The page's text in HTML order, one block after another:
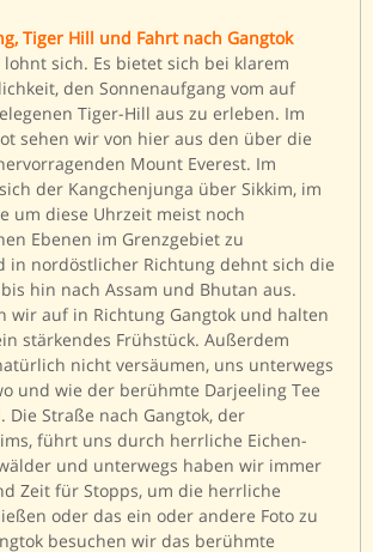
Tiger Hill und Fahrt nach Gangtok
sich. Es bietet sich bei klarem
den Sonnenaufgang vom auf
Tiger-Hill aus zu erleben. Im
sehen wir von hier aus den über die
Mount Everest. Im
der Kangchenjunga über Sikkim, im
um diese Uhrzeit meist noch
Ebenen im Grenzgebiet zu
in nordöstlicher Richtung dehnt sich die
hin nach Assam und Bhutan aus.
wir auf in Richtung Gangtok und halten
stärkendes Frühstück. Außerdem
nicht versäumen, uns unterwegs
und wie der berühmte Darjeeling Tee
Die Straße nach Gangtok, der
führt uns durch herrliche Eichen-
und unterwegs haben wir immer
Zeit für Stopps, um die herrliche
oder das ein oder andere Foto zu
besuchen wir das berühmte